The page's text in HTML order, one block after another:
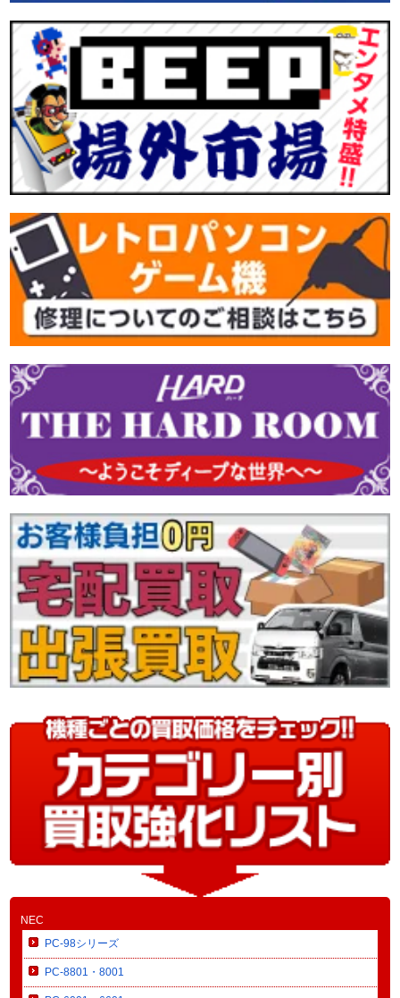
NEC
PC-98シリーズ
PC-8801・8001